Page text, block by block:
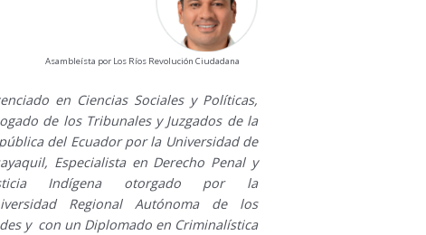
Asambleísta por Los Ríos Revolución Ciudadana
en Ciencias Sociales y Políticas,
de los Tribunales y Juzgados de la
del Ecuador por la Universidad de
Especialista en Derecho Penal y
Indígena otorgado por la
Regional Autónoma de los
y con un Diplomado en Criminalística